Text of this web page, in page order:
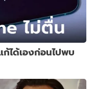
ได้เองก่อนไปพบ